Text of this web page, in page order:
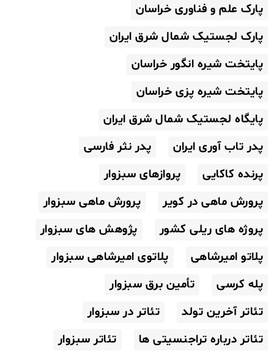
پارک علم و فناوری خراسان
پارک لجستیک شمال شرق ایران
پایتخت شیره انگور خراسان
پایتخت شیره پزی خراسان
پایگاه لجستیک شمال شرق ایران
پدر تاب آوری ایران
پدر نثر فارسی
پرنده کاکایی
پروازهای سبزوار
پرورش ماهی در کویر
پرورش ماهی سبزوار
پروژه های ریلی کشور
پژوهش های سبزوار
پلاتو امیرشاهی
پلاتوی امیرشاهی سبزوار
پله کرسی
تأمین برق سبزوار
تئاتر آخرین تولد
تئاتر در سبزوار
تئاتر درباره تراجنسیتی ها
تئاتر سبزوار